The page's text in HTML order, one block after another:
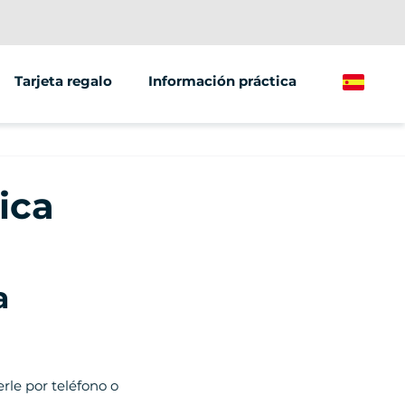
grupos
Tarjeta regalo Información práctica Spanish
por teléfono o